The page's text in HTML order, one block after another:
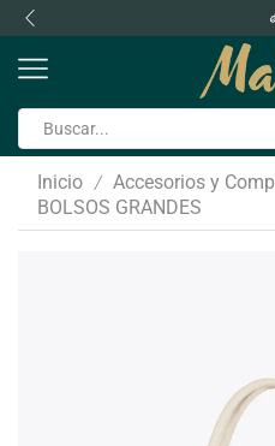
Envíos
Inicio / Accesorios y
BOLSOS GRANDES